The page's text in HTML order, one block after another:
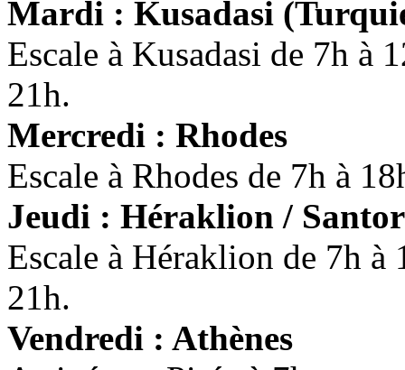
Mardi : Kusadasi
Escale à Kusadasi de 7h à
21h.
Mercredi : Rhodes
Escale à Rhodes de 7h à
Jeudi : Héraklion /
Escale à Héraklion de 7h
21h.
Vendredi : Athènes